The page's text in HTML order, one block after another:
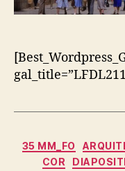
35 MM_FO
COR